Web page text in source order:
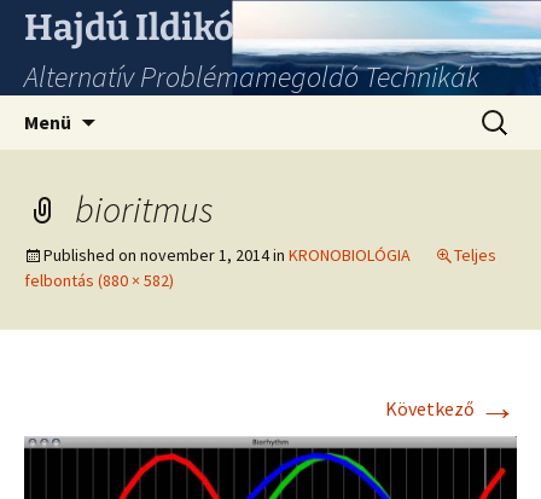
Hajdú Ildikó
Alternatív Problémamegoldó Technikák
Menü
bioritmus
Published on november 1, 2014in KRONOBIOLÓGIA
Teljes
felbontás (880 × 582)
Következő →